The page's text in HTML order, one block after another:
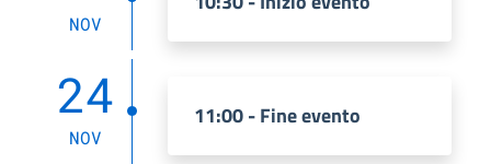
NOV
24
NOV
11:00 - Fine evento